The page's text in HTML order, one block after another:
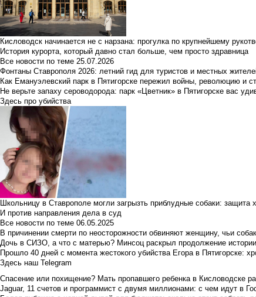
Кисловодск начинается не с нарзана: прогулка по крупнейшему
История курорта, который давно стал больше, чем просто здравница
Все новости по теме 25.07.2026
Фонтаны Ставрополя 2026: летний гид для туристов и местных
Как Емануэлевский парк в Пятигорске пережил войны, революцию и
Не верьте запаху сероводорода: парк «Цветник» в Пятигорске вас
Здесь про убийства
Школьницу в Ставрополе могли загрызть приблудные собаки:
И против направления дела в суд
Все новости по теме 06.05.2025
В причинении смерти по неосторожности обвиняют женщину, чьи
Дочь в СИЗО, а что с матерью? Минсоц раскрыл продолжение
Прошло 40 дней с момента жестокого убийства Егора в Пятигорске:
Здесь наш Telegram
Спасение или похищение? Мать пропавшего ребенка в Кисловодске
Jaguar, 11 счетов и программист с двумя миллионами: с чем идут в